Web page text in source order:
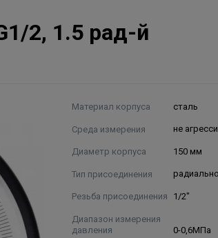
2, 1.5 рад-й
Материал корпуса сталь
Среда измерения не
Диаметр корпуса 150 мм
Тип присоединения
Резьба присоединения 1/2"
Диапазон измерения
давления
0-0,6МПа